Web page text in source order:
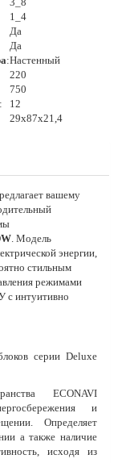
1_4
Да
Да
:Настенный
220
750
:
12
29x87x21,4
вашему
. Модель
энергии,
стильным
режимами
с интуитивно
серии Deluxe
ECONAVI
и
Определяет
а также наличие
исходя из